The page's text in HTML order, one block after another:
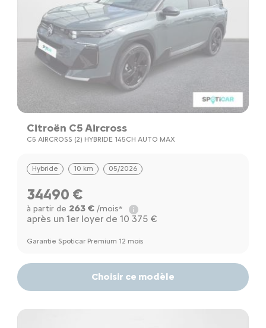
Citroën C5 Aircross
C5 AIRCROSS (2) HYBRIDE 145CH AUTO MAX
Hybride 10 km 05/2026
34490 €
à partir de 263 €/mois*
après un 1er loyer de 10 375 €
Garantie Spoticar Premium 12 mois
Choisir ce modèle